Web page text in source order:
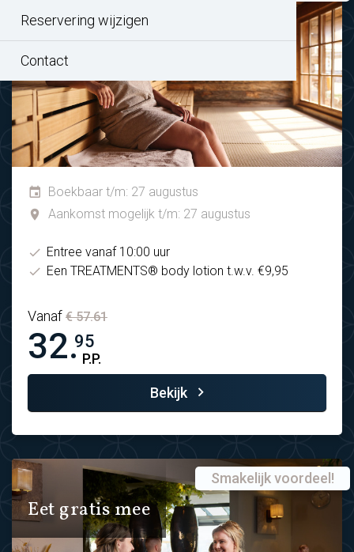
Reservering wijzigen
Contact
Zomeractie TREATMENTS®
Boekbaar t/m: 27 augustus
Aankomst mogelijk t/m: 27 augustus
Entree vanaf 10:00 uur
Een TREATMENTS® body lotion t.w.v. €9,95
Vanaf € 57.61
32.95
P.P.
Bekijk
Eet gratis mee
Smakelijk voordeel!